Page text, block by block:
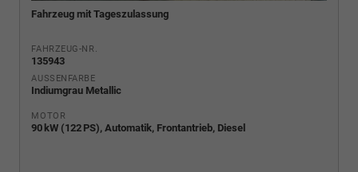
Fahrzeug mit Tageszulassung
FAHRZEUG-NR.
135943
AUSSENFARBE
Indiumgrau Metallic
MOTOR
90 kW (122 PS), Automatik, Frontantrieb, Diesel